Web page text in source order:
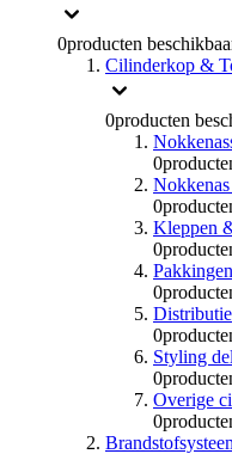
0producten
Cilinderkop &
0producten
0
0
Kleppen
0
0
Distributie
0
Styling
0
Overige
0